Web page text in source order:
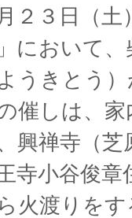
２３日（
において
うきとう
催しは、
興禅寺（芝
寺小谷俊章
火渡りを